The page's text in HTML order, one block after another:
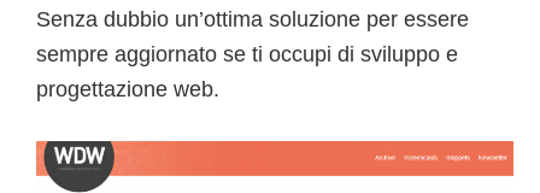
Senza dubbio un’ottima soluzione per essere
sempre aggiornato se ti occupi di sviluppo e
progettazione web.